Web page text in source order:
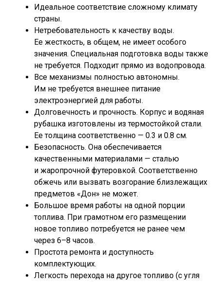
Идеальное соответствие сложному климату
страны.
Нетребовательность к качеству воды.
Ее жесткость, в общем, не имеет особого
значения. Специальная подготовка воды также
не требуется. Подходит прямо из водопровода.
Все механизмы полностью автономны.
Им не требуется внешнее питание
электроэнергией для работы.
Долговечность и прочность. Корпус и водяная
рубашка изготовлены из термостойкой стали.
Ее толщина соответственно — 0.3 и 0.8 см.
Безопасность. Она обеспечивается
качественными материалами — сталью
и жаропрочной футеровкой. Соответственно
обжечь или вызвать возгорание близлежащих
предметов «Дон» не может.
Большое время работы на одной порции
топлива. При грамотном его размещении
новое топливо потребуется не ранее чем
через 6–8 часов.
Простота ремонта и доступность
комплектующих.
Легкость перехода на другое топливо (с угля